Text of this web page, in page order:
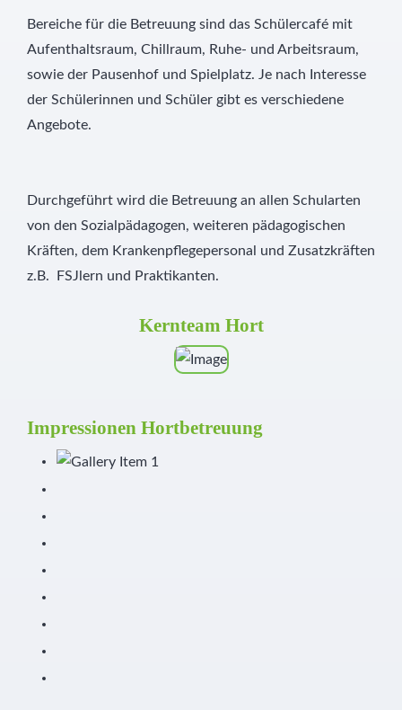
Bereiche für die Betreuung sind das Schülercafé mit
Aufenthaltsraum, Chillraum, Ruhe- und Arbeitsraum,
sowie der Pausenhof und Spielplatz. Je nach Interesse
der Schülerinnen und Schüler gibt es verschiedene
Angebote.
Durchgeführt wird die Betreuung an allen Schularten
von den Sozialpädagogen, weiteren pädagogischen
Kräften, dem Krankenpflegepersonal und Zusatzkräften
z.B. FSJlern und Praktikanten.
Kernteam Hort
Impressionen Hortbetreuung